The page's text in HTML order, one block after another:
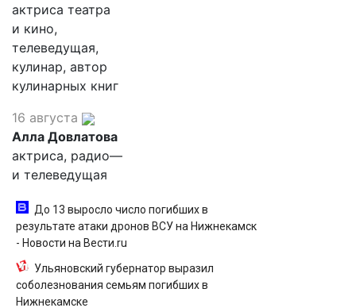
актриса театра
и кино,
телеведущая,
кулинар, автор
кулинарных книг
16 августа
Алла Довлатова
актриса, радио—
и телеведущая
До 13 выросло число погибших в
результате атаки дронов ВСУ на Нижнекамск
- Новости на Вести.ru
Ульяновский губернатор выразил
соболезнования семьям погибших в
Нижнекамске